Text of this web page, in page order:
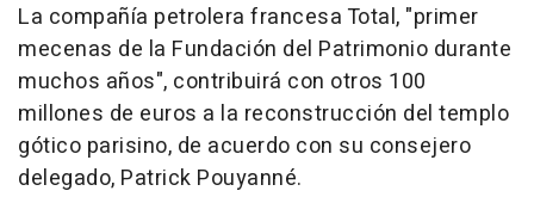
La compañía petrolera francesa Total, "primer
mecenas de la Fundación del Patrimonio durante
muchos años", contribuirá con otros 100
millones de euros a la reconstrucción del templo
gótico parisino, de acuerdo con su consejero
delegado, Patrick Pouyanné.